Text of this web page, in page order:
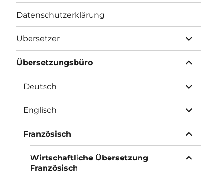
Datenschutzerklärung
Übersetzer
öffnen
Übersetzungsbüro
öffnen
Deutsch
öffnen
Englisch
öffnen
Französisch
öffnen
Wirtschaftliche Übersetzung
Französisch
öffnen